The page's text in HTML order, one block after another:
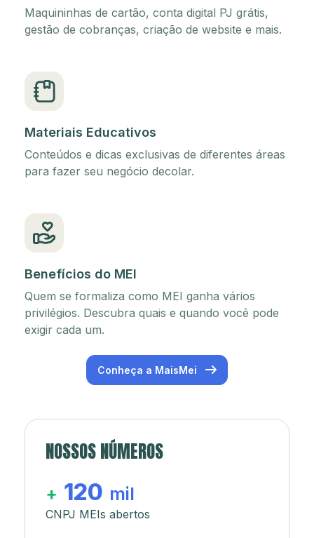
Maquininhas de cartão, conta digital PJ grátis,
gestão de cobranças, criação de website e mais.
Materiais Educativos
Conteúdos e dicas exclusivas de diferentes áreas
para fazer seu negócio decolar.
Benefícios do MEI
Quem se formaliza como MEI ganha vários
privilégios. Descubra quais e quando você pode
exigir cada um.
Conheça a MaisMei
NOSSOS NÚMEROS
+ 120 mil
CNPJ MEIs abertos